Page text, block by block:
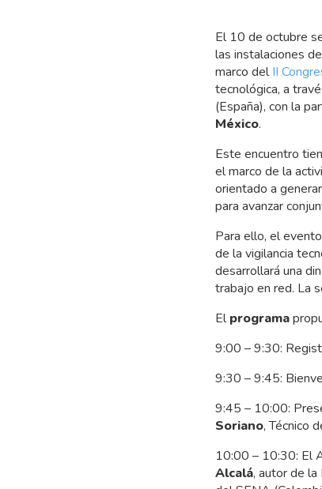
El 10 de octubre
las instalaciones
marco delII
tecnológica, a
(España), con la
México.
Este encuentro
el marco de la
orientado a
para avanzar
Para ello, el
de la vigilancia
desarrollará una
trabajo en red. La
Elprograma
9:00 – 9:30:
9:30 – 9:45:
9:45 – 10:00:
Soriano, Técnico
10:00 – 10:30: El
Alcalá, autor de la